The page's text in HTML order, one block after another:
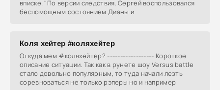
вписке. "По версии следствия, Сергей воспользовался
беспомощным состоянием Дианы и
Коля хейтер #коляхейтер
Откуда мем #коляхейтер? ------------------ Короткое
описание ситуации. Так как в рунете шоу Versus battle
стало довольно популярным, то туда начали лезть
соревноваться не только рэперы но и например